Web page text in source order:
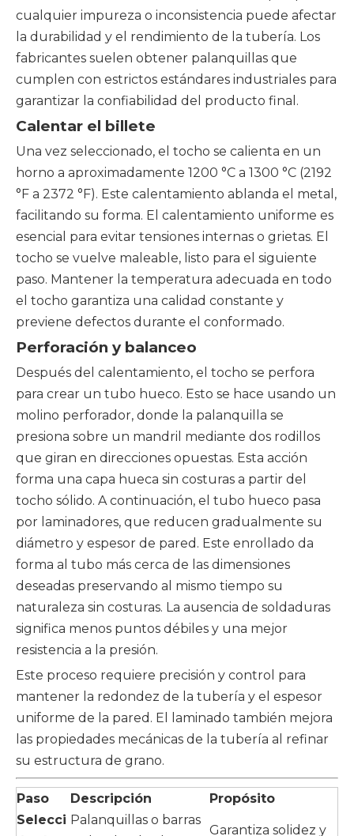
cualquier impureza o inconsistencia puede afectar
la durabilidad y el rendimiento de la tubería. Los
fabricantes suelen obtener palanquillas que
cumplen con estrictos estándares industriales para
garantizar la confiabilidad del producto final.
Calentar el billete
Una vez seleccionado, el tocho se calienta en un
horno a aproximadamente 1200 °C a 1300 °C (2192
°F a 2372 °F). Este calentamiento ablanda el metal,
facilitando su forma. El calentamiento uniforme es
esencial para evitar tensiones internas o grietas. El
tocho se vuelve maleable, listo para el siguiente
paso. Mantener la temperatura adecuada en todo
el tocho garantiza una calidad constante y
previene defectos durante el conformado.
Perforación y balanceo
Después del calentamiento, el tocho se perfora
para crear un tubo hueco. Esto se hace usando un
molino perforador, donde la palanquilla se
presiona sobre un mandril mediante dos rodillos
que giran en direcciones opuestas. Esta acción
forma una capa hueca sin costuras a partir del
tocho sólido. A continuación, el tubo hueco pasa
por laminadores, que reducen gradualmente su
diámetro y espesor de pared. Este enrollado da
forma al tubo más cerca de las dimensiones
deseadas preservando al mismo tiempo su
naturaleza sin costuras. La ausencia de soldaduras
significa menos puntos débiles y una mejor
resistencia a la presión.
Este proceso requiere precisión y control para
mantener la redondez de la tubería y el espesor
uniforme de la pared. El laminado también mejora
las propiedades mecánicas de la tubería al refinar
su estructura de grano.
Paso Descripción
Propósito
Selecci Palanquillas o barras
Garantiza solidez y